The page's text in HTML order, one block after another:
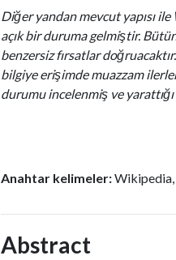
Diğer yandan mevcut yapısı
açık bir duruma gelmiştir.
benzersiz fırsatlar
bilgiye erişimde muazzam
durumu incelenmiş ve yarattığı
Anahtar kelimeler:
Abstract